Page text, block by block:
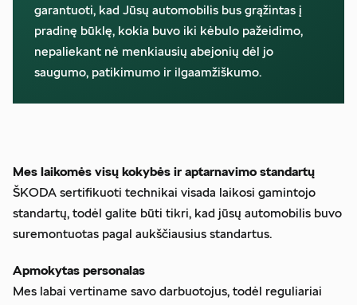
garantuoti, kad Jūsų automobilis bus grąžintas į
pradinę būklę, kokia buvo iki kėbulo pažeidimo,
nepaliekant nė menkiausių abejonių dėl jo
saugumo, patikimumo ir ilgaamžiškumo.
Mes laikomės visų kokybės ir aptarnavimo standartų
ŠKODA sertifikuoti technikai visada laikosi gamintojo
standartų, todėl galite būti tikri, kad jūsų automobilis buvo
suremontuotas pagal aukščiausius standartus.
Apmokytas personalas
Mes labai vertiname savo darbuotojus, todėl reguliariai